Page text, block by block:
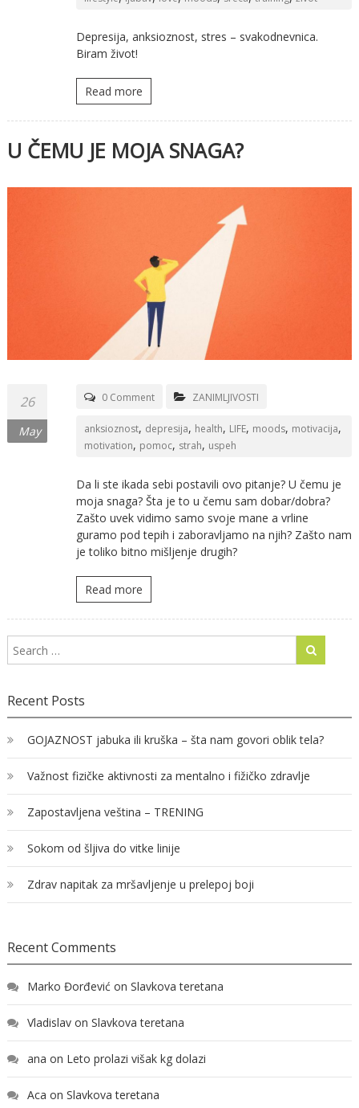
Depresija, anksioznost, stres – svakodnevnica.
Biram život!
Read more
U ČEMU JE MOJA SNAGA?
26
May
0 Comment ZANIMLJIVOSTI
anksioznost, depresija, health, LIFE, moods, motivacija,
motivation, pomoc, strah, uspeh
Da li ste ikada sebi postavili ovo pitanje? U čemu je
moja snaga? Šta je to u čemu sam dobar/dobra?
Zašto uvek vidimo samo svoje mane a vrline
guramo pod tepih i zaboravljamo na njih? Zašto nam
je toliko bitno mišljenje drugih?
Read more
Recent Posts
GOJAZNOST jabuka ili kruška – šta nam govori oblik tela?
Važnost fizičke aktivnosti za mentalno i fižičko zdravlje
Zapostavljena veština – TRENING
Sokom od šljiva do vitke linije
Zdrav napitak za mršavljenje u prelepoj boji
Recent Comments
Marko Đorđević on Slavkova teretana
Vladislavon Slavkova teretana
ana on Leto prolazi višak kg dolazi
Aca on Slavkova teretana